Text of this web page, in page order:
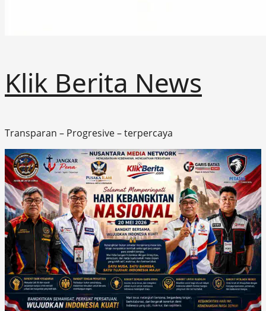
Klik Berita News
Transparan – Progresive – terpercaya